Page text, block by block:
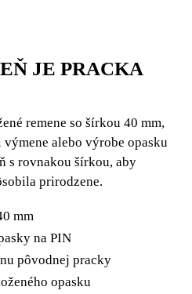
JE PRACKA
remene so šírkou 40 mm,
alebo výrobe opasku
s rovnakou šírkou, aby
prirodzene.
mm
na PIN
pôvodnej pracky
opasku